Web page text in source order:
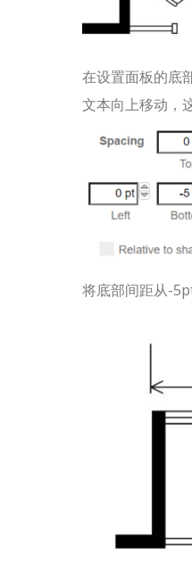
在设置面板的底
文本向上移动，
将底部间距从-